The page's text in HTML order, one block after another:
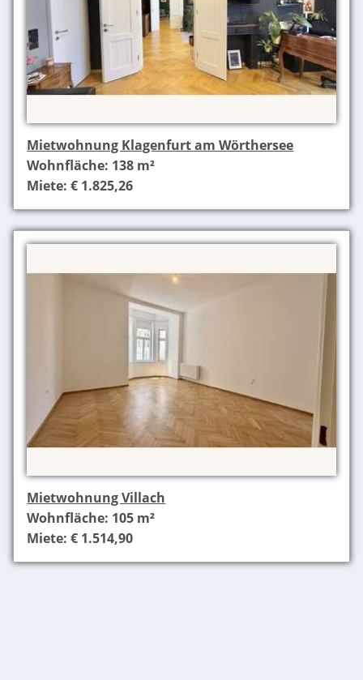
Mietwohnung Klagenfurt am Wörthersee
Wohnfläche: 138 m²
Miete: € 1.825,26
Mietwohnung Villach
Wohnfläche: 105 m²
Miete: € 1.514,90